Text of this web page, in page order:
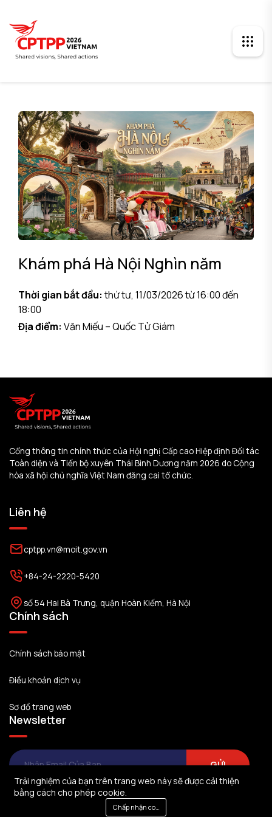
Khám phá Hà Nội Nghìn năm
Thời gian bắt đầu:thứ tư, 11/03/2026 từ 16:00 đến
18:00
Địa điểm: Văn Miếu – Quốc Tử Giám
Cổng thông tin chính thức của Hội nghị Cấp cao Hiệp định Đối tác
Toàn diện và Tiến bộ xuyên Thái Bình Dương năm 2026 do Cộng
hòa xã hội chủ nghĩa Việt Nam đăng cai tổ chức.
Liên hệ
cptpp.vn@moit.gov.vn
+84-24-2220-5420
số 54 Hai Bà Trưng, quận Hoàn Kiếm, Hà Nội
Chính sách
Chính sách bảo mật
Điều khoản dịch vụ
Sơ đồ trang web
Newsletter
GỬI
Trải nghiệm của bạn trên trang web này sẽ được cải thiện
bằng cách cho phép cookie.
Chấp nhận cookie